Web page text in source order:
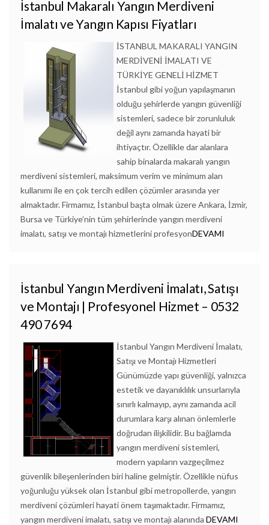
İstanbul Makaralı Yangın Merdiveni
İmalatı ve Yangın Kapısı Fiyatları
İSTANBUL MAKARALI YANGIN
MERDİVENİ İMALATI VE
TÜRKİYE GENELİ HİZMET
İstanbul gibi yoğun yapılaşmanın
olduğu şehirlerde yangın güvenliği
sistemleri, sadece bir zorunluluk
değil aynı zamanda hayati bir
ihtiyaçtır. Özellikle dar alanlara
sahip binalarda makaralı yangın
merdiveni sistemleri, maksimum verim ve minimum alan
kullanımı ile en çok tercih edilen çözümler arasında yer
almaktadır. Firmamız, İstanbul başta olmak üzere Ankara, İzmir,
Bursa ve Türkiye’nin tüm şehirlerinde yangın merdiveni
imalatı, satışı ve montajı hizmetlerini profesyonDEVAMI
İstanbul Yangın Merdiveni İmalatı, Satışı
ve Montajı | Profesyonel Hizmet – 0532
490 7694
İstanbul Yangın Merdiveni İmalatı,
Satışı ve Montajı Hizmetleri
Günümüzde yapı güvenliği, yalnızca
estetik ve dayanıklılık unsurlarıyla
sınırlı kalmayıp, aynı zamanda acil
durumlara karşı alınan önlemlerle
doğrudan ilişkilidir. Bu bağlamda
yangın merdiveni sistemleri,
modern yapıların vazgeçilmez
güvenlik bileşenlerinden biri haline gelmiştir. Özellikle nüfus
yoğunluğu yüksek olan İstanbul gibi metropollerde, yangın
merdiveni çözümleri hayati önem taşımaktadır. Firmamız,
yangın merdiveni imalatı, satışı ve montajı alanında DEVAMI